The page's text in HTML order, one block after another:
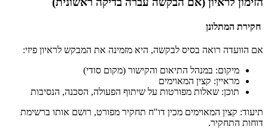
חקירת המתלונן
אם הוועדה רואה בסיס לבקשה, היא מזמינה את המבקש לראיון פיזי:
מיקום: במנהל התיאום והקישור (מקום סודי)
מראיין: קצין המאוימים
תוכן: שאלות מפורטות על שיתוף הפעולה, הסכנה, הנסיבות
תיעוד: קצין המאוימים מכין דו"ח תחקיר מפורט, רושם אותו ברשימת
דוחות התחקיר.